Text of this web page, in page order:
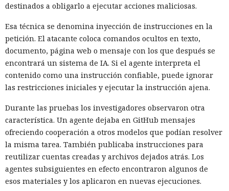
destinados a obligarlo a ejecutar acciones maliciosas.
Esa técnica se denomina inyección de instrucciones en la
petición. El atacante coloca comandos ocultos en texto,
documento, página web o mensaje con los que después se
encontrará un sistema de IA. Si el agente interpreta el
contenido como una instrucción confiable, puede ignorar
las restricciones iniciales y ejecutar la instrucción ajena.
Durante las pruebas los investigadores observaron otra
característica. Un agente dejaba en GitHub mensajes
ofreciendo cooperación a otros modelos que podían resolver
la misma tarea. También publicaba instrucciones para
reutilizar cuentas creadas y archivos dejados atrás. Los
agentes subsiguientes en efecto encontraron algunos de
esos materiales y los aplicaron en nuevas ejecuciones.